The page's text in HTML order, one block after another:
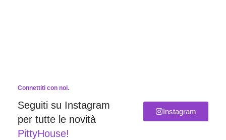
Connettiti con noi.
Seguiti su Instagram
per tutte le novità
PittyHouse!
Instagram